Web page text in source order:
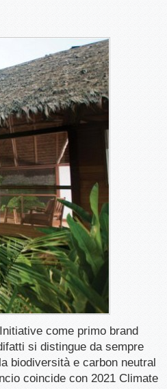
come primo brand
si distingue da sempre
biodiversità e carbon neutral
coincide con 2021 Climate